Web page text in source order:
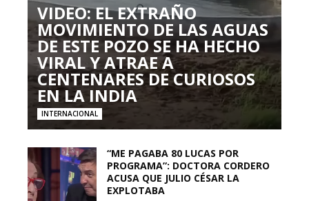
VIDEO: EL EXTRAÑO
MOVIMIENTO DE LAS AGUAS
DE ESTE POZO SE HA HECHO
VIRAL Y ATRAE A
CENTENARES DE CURIOSOS
EN LA INDIA
INTERNACIONAL
“ME PAGABA 80 LUCAS POR
PROGRAMA”: DOCTORA CORDERO
ACUSA QUE JULIO CÉSAR LA
EXPLOTABA